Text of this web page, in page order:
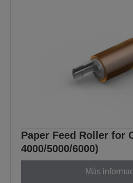
Paper Feed Roller for
4000/5000/6000)
Más